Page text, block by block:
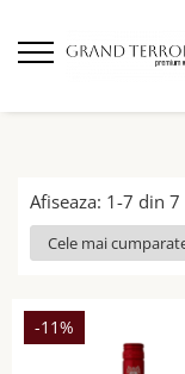
Afiseaza: 1-7 din 7
-11%